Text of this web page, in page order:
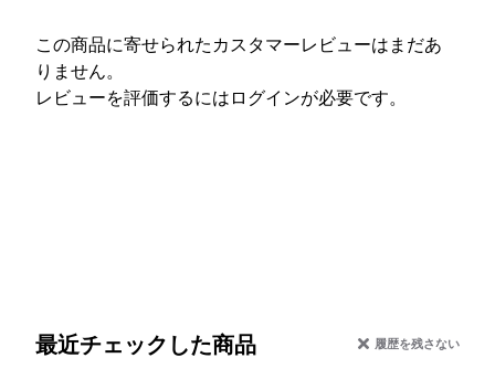
この商品に寄せられたカスタマーレビューはまだあ
りません。
レビューを評価するには ログインが必要です。
最近チェックした商品 履歴を残さない